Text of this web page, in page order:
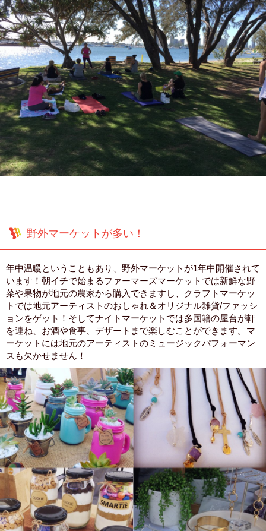
野外マーケットが多い！
年中温暖ということもあり、野外マーケットが1年中開催されて
います！朝イチで始まるファーマーズマーケットでは新鮮な野
菜や果物が地元の農家から購入できますし、クラフトマーケッ
トでは地元アーティストのおしゃれ＆オリジナル雑貨/ファッシ
ョンをゲット！そしてナイトマーケットでは多国籍の屋台が軒
を連ね、お酒や食事、デザートまで楽しむことができます。マ
ーケットには地元のアーティストのミュージックパフォーマン
スも欠かせません！